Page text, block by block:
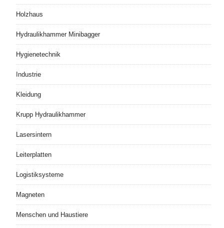
Holzhaus
Hydraulikhammer Minibagger
Hygienetechnik
Industrie
Kleidung
Krupp Hydraulikhammer
Lasersintern
Leiterplatten
Logistiksysteme
Magneten
Menschen und Haustiere